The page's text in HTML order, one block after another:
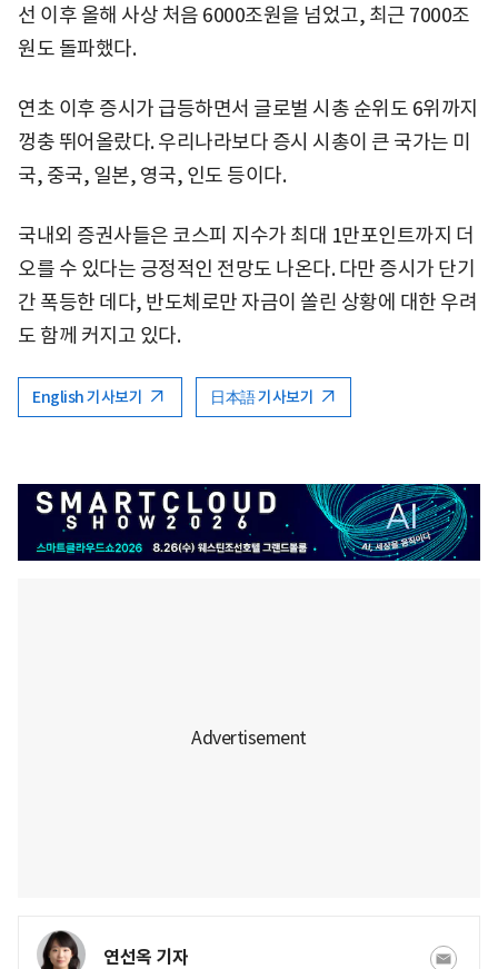
선 이후 올해 사상 처음 6000조원을 넘었고, 최근 7000조
원도 돌파했다.
연초 이후 증시가 급등하면서 글로벌 시총 순위도 6위까지
껑충 뛰어올랐다. 우리나라보다 증시 시총이 큰 국가는 미
국, 중국, 일본, 영국, 인도 등이다.
국내외 증권사들은 코스피 지수가 최대 1만포인트까지 더
오를 수 있다는 긍정적인 전망도 나온다. 다만 증시가 단기
간 폭등한 데다, 반도체로만 자금이 쏠린 상황에 대한 우려
도 함께 커지고 있다.
English 기사보기 日本語 기사보기
연선옥 기자